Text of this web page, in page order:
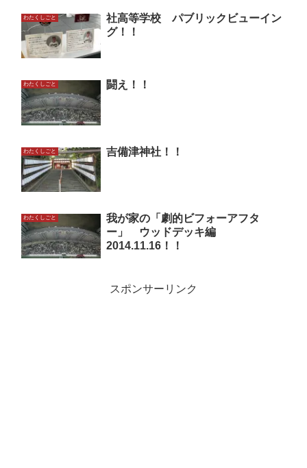
わたくしごと
社高等学校 パブリックビューイン
グ！！
わたくしごと 闘え！！
わたくしごと 吉備津神社！！
わたくしごと
我が家の「劇的ビフォーアフタ
ー」 ウッドデッキ編
2014.11.16！！
スポンサーリンク